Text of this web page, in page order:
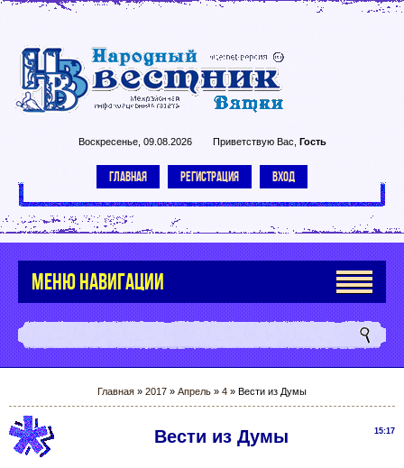
Воскресенье, 09.08.2026 Приветствую Вас Гость
ГЛАВНАЯ РЕГИСТРАЦИЯ ВХОД
МЕНЮ НАВИГАЦИИ
Главная » 2017 » Апрель » 4 » Вести из Думы
15:17
Вести из Думы